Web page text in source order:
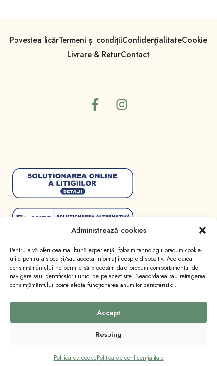
Administrează cookies
Pentru a vă oferi cea mai bună experiență, folosim tehnologii precum cookie-
urile pentru a stoca și/sau accesa informații despre dispozitiv. Acordarea
consimțământului ne permite să procesăm date precum comportamentul de
navigare sau identificatorii unici de pe acest site. Neacordarea sau retragerea
consimțământului poate afecta funcționarea anumitor caracteristici.
Accept
Resping
Politica de cookiePolitica de confidențialitate
Povestea licărTermeni și condițiiConfidențialitateCookie
Livrare & ReturContact
Toate drepturile sunt rezervateLumânări Licăr.
Website realizat deMarketing cu emoție